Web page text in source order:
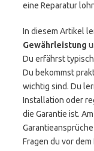
eine Reparatur
In diesem Artikel
Gewährleistung
Du erfährst
Du bekommst
wichtig sind. Du
Installation oder
die Garantie ist.
Fragen du vor